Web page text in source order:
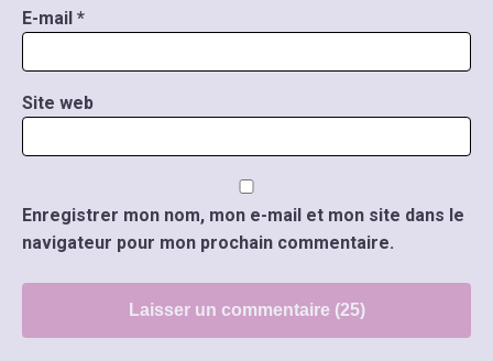
E-mail *
Site web
Enregistrer mon nom, mon e-mail et mon site dans le
navigateur pour mon prochain commentaire.